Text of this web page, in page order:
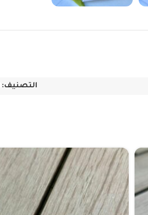
التصنيف: